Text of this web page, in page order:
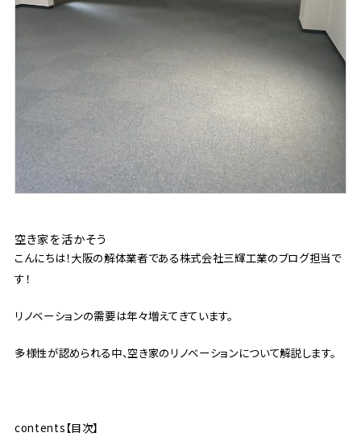
空き家を活かそう
こんにちは！大阪の解体業者である株式会社三輝工業のブログ担当で
す！
リノベーションの需要は年々増えてきています。
多様性が認められる中、空き家のリノベーションについて解説します。
contents【目次】